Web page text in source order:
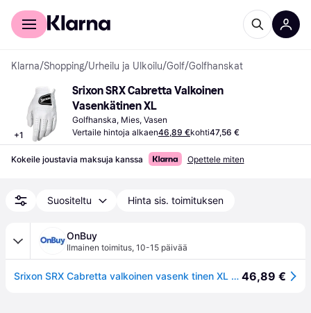
Kuluttajille
Klarna/Shopping/Urheilu ja Ulkoilu/Golf/Golfhanskat
+1
Srixon SRX Cabretta Valkoinen
Vasenkätinen XL
Golfhanska, Mies, Vasen
Vertaile hintoja alkaen46,89 €kohti47,56 €
Kokeile joustavia maksuja kanssa Opettele miten
Suositeltu Hinta sis. toimituksen
OnBuy
Ilmainen toimitus, 10-15 päivää
Srixon SRX Cabretta valkoinen vasenk tinen XL valkoinen 12106994 46,89 €